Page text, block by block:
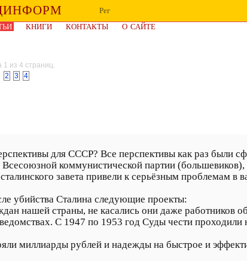
Рег
КНИГИ КОНТАКТЫ О САЙТЕ
1 из 4 страниц.
2 3 4
для СССР? Все перспективы как раз были
коммунистической партии
завета привели к серьёзным проблемам в
убийства Сталина следующие проекты:
нашей страны, не касались они даже работников
С 1947 по 1953 год Cуды чести проходили
миллиарды рублей и надежды на быстрое и